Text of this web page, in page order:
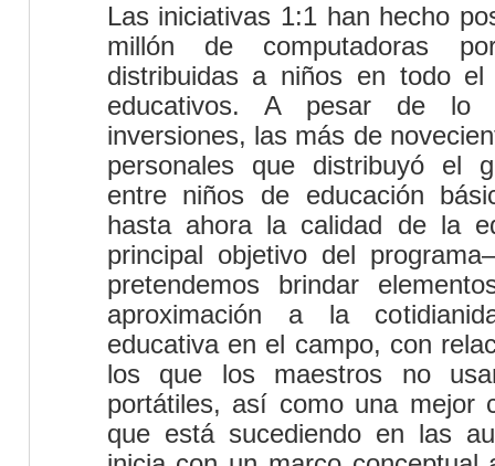
Las iniciativas 1:1 han hecho
millón de computadoras
distribuidas a niños en todo el
educativos. A pesar de lo
inversiones, las más de
personales que distribuyó el
entre niños de educación
hasta ahora la calidad de la
principal objetivo del
pretendemos brindar
aproximación a la
educativa en el campo, con
los que los maestros no
portátiles, así como una mejor
que está sucediendo en las